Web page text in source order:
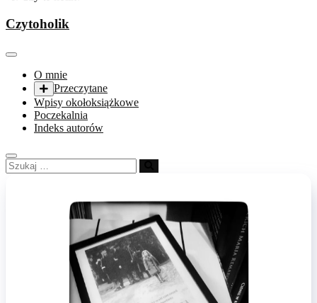
Czytoholik
O mnie
Przeczytane
Wpisy okołoksiążkowe
Poczekalnia
Indeks autorów
Szukaj
…